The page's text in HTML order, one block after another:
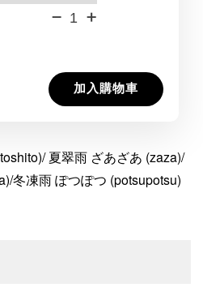
- +
加入購物車
夏翠雨 ざあざあ (zaza)/
冬凍雨 ぽつぽつ (potsupotsu)